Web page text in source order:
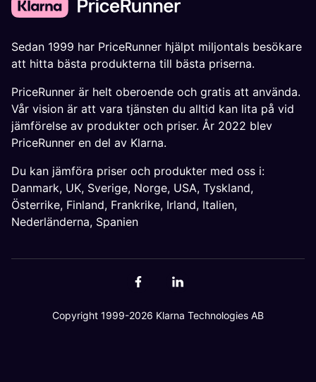
Sedan 1999 har PriceRunner hjälpt miljontals besökare
att hitta bästa produkterna till bästa priserna.
PriceRunner är helt oberoende och gratis att använda.
Vår vision är att vara tjänsten du alltid kan lita på vid
jämförelse av produkter och priser. År 2022 blev
PriceRunner en del av Klarna.
Du kan jämföra priser och produkter med oss i:
Danmark, UK, Sverige, Norge, USA, Tyskland,
Österrike, Finland, Frankrike, Irland, Italien,
Nederländerna, Spanien
Copyright 1999-2026 Klarna Technologies AB